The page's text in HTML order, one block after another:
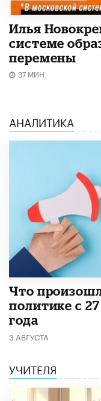
Илья
системе
перемены
37 МИН.
АНАЛИТИКА
​Что
политике с
года
3 АВГУСТА
УЧИТЕЛЯ